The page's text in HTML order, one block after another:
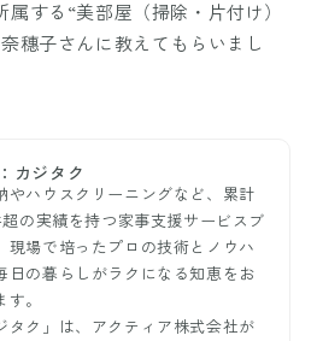
する“美部屋（掃除・片付け）
穗子さんに教えてもらいまし
カジタク
やハウスクリーニングなど、累計
の実績を持つ家事支援サービスブ
現場で培ったプロの技術とノウハ
日の暮らしがラクになる知恵をお
。
タク」は、アクティア株式会社が